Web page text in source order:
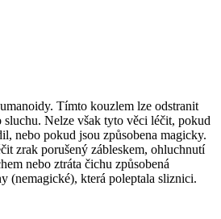
Tímto kouzlem lze odstranit
Nelze však tyto věci léčit, pokud
nebo pokud jsou způsobena magicky.
zrak porušený zábleskem, ohluchnutí
nebo ztráta čichu způsobená
(nemagické), která poleptala sliznici.